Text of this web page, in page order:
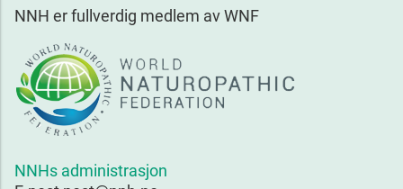
NNH er fullverdig medlem av WNF
NNHs administrasjon